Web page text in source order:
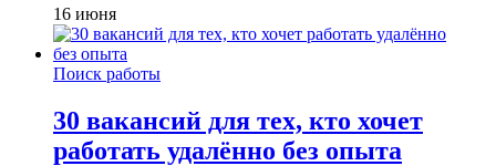
16 июня
Поиск работы
30 вакансий для тех, кто хочет
работать удалённо без опыта